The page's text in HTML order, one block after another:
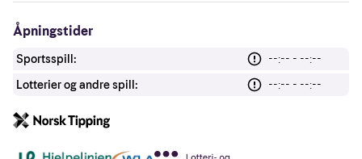
Åpningstider
Sportsspill:
--:-- - --:--
Lotterier og andre spill:
--:-- - --:--